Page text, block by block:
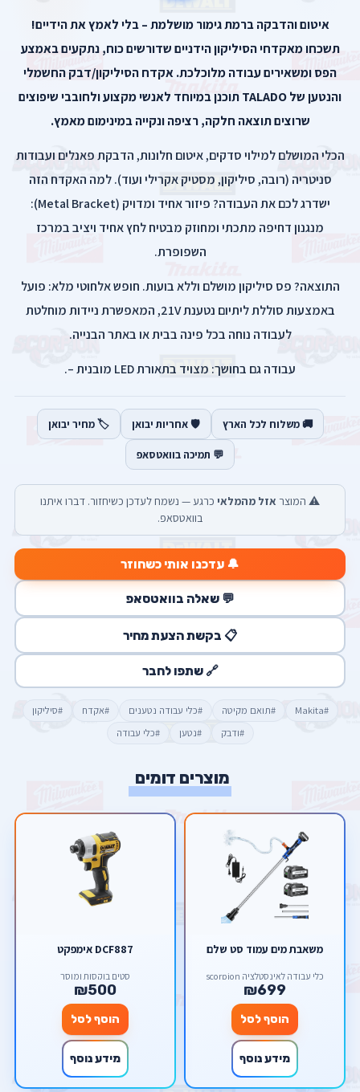
איטום והדבקה ברמת גימור מושלמת – בלי לאמץ את הידיים!
תשכחו מאקדחי הסיליקון הידניים שדורשים כוח, נתקעים באמצע
הפס ומשאירים עבודה מלוכלכת. אקדח הסיליקון/דבק החשמלי
והנטען של TALADO תוכנן במיוחד לאנשי מקצוע ולחובבי שיפוצים
שרוצים תוצאה חלקה, רציפה ונקייה במינימום מאמץ.
הכלי המושלם למילוי סדקים, איטום חלונות, הדבקת פאנלים ועבודות
סניטריה (רובה, סיליקון, מסטיק אקרילי ועוד). למה האקדח הזה
ישדרג לכם את העבודה? פיזור אחיד ומדויק (Metal Bracket):
מנגנון דחיפה מתכתי ומחוזק מבטיח לחץ אחיד ויציב במרכז
השפופרת.
התוצאה? פס סיליקון מושלם וללא בועות. חופש אלחוטי מלא: פועל
באמצעות סוללת ליתיום נטענת 21V, המאפשרת ניידות מוחלטת
לעבודה נוחה בכל פינה בבית או באתר הבנייה.
עבודה גם בחושך: מצויד בתאורת LED מובנית –.
🚚 משלוח לכל הארץ 🛡️ אחריות יבואן 🏷️ מחיר יבואן
💬 תמיכה בוואטסאפ
⚠️ המוצר אזל מהמלאי כרגע — נשמח לעדכן כשיחזור. דברו איתנו
בוואטסאפ.
🔔 עדכנו אותי כשחוזר
💬 שאלה בוואטסאפ
📋 בקשת הצעת מחיר
🔗 שתפו לחבר
#Makita #תואם מקיטה #כלי עבודה נטענים #אקדח
#סיליקון
#ודבק
#נטען #כלי עבודה
מוצרים דומים
משאבת מים עמוד סט שלם
כלי עבודה לאינסטלציה scorpion
₪699
הוסף לסל
מידע נוסף
DCF887 אימפקט
סטים בוקסות ומוסך
₪500
הוסף לסל
מידע נוסף